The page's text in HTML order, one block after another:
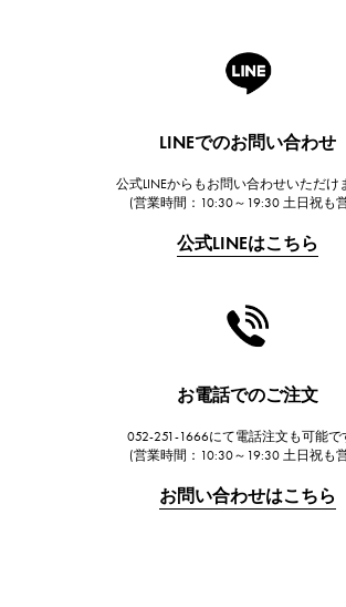
LINEでのお問い合わせ
公式LINEからもお問い合わせいただけ
(営業時間：10:30～19:30 土日祝も
公式LINEはこちら
お電話でのご注文
052-251-1666にて電話注文も可能で
(営業時間：10:30～19:30 土日祝も
お問い合わせはこちら